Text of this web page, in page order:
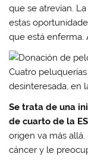
que se atrevían.
estas
que está enferma.
Cuatro
desinteresada, en
Se trata de una
de cuarto de la
origen va más
cáncer y le